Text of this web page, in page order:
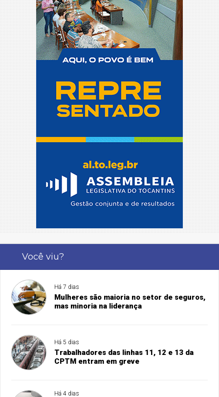
Você viu?
Há 7 dias
Mulheres são maioria no setor de seguros,
mas minoria na liderança
Há 5 dias
Trabalhadores das linhas 11, 12 e 13 da
CPTM entram em greve
Há 4 dias